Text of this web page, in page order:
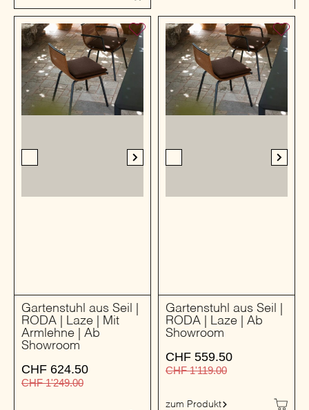
Gartenstuhl aus Seil |
RODA | Laze | Mit
Armlehne | Ab
Showroom
CHF 624.50
CHF1'249.00
Gartenstuhl aus Seil |
RODA | Laze | Ab
Showroom
CHF 559.50
CHF1'119.00
zum Produkt